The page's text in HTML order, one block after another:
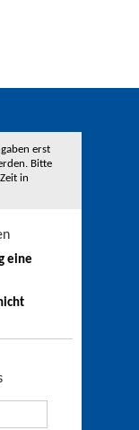
erst
Bitte
in
eine